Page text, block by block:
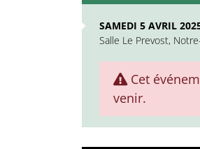
SAMEDI 5 AVRIL
Salle Le Prevost,
Cet
venir.